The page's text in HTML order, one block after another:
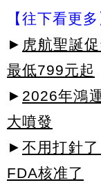
【往下看更多
► 虎航聖誕
最低799元起
► 2026年鴻
大噴發
► 不用打針
FDA核准了